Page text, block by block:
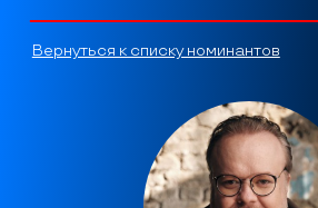
Вернуться к списку номинантов